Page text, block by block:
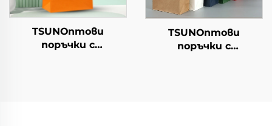
TSUNОптови
поръчки с
TSUNОптови
поръчки с